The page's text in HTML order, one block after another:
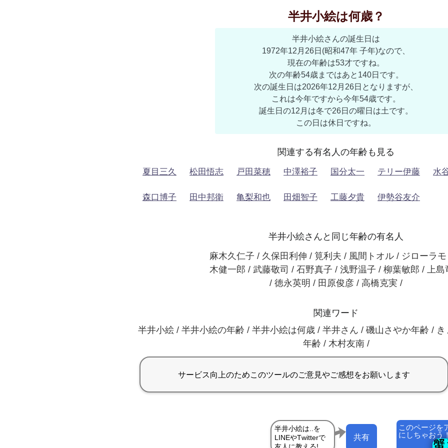
半井小絵は何歳？
半井小絵さんの誕生日は
1972年12月26日(昭和47年 子年)なので、
現在の年齢は53才ですね。
次の年齢54歳まではあと140日です。
次の誕生日は2026年12月26日となりますが、
これは今年ですから今年54歳です。
誕生日の12月は冬で26日の曜日は土です。
この日は休日ですね。
関連する有名人の年齢も見る
夏目三久 松田悟志 戸田菜穂 中澤裕子 国分太一 テリー伊藤 水
森口博子 田中邦衛 亀梨和也 田畑智子 工藤夕貴 伊勢谷友介
半井小絵さんと同じ年齢の有名人
麻木久仁子 / 久保田利伸 / 筧利夫 / 風間トオル / ジローラ
木健一郎 / 武藤敬司 / 石野真子 / 浅野温子 / 柳葉敏郎 / 上島
/ 徳永英明 / 田原俊彦 / 高橋克実 /
関連ワード
半井小絵 / 半井小絵の年齢 / 半井小絵は何歳 / 半井さん / 磯山さやか年齢 /
年齢 / 木村友南 /
このページを
にしちゃおう
共有